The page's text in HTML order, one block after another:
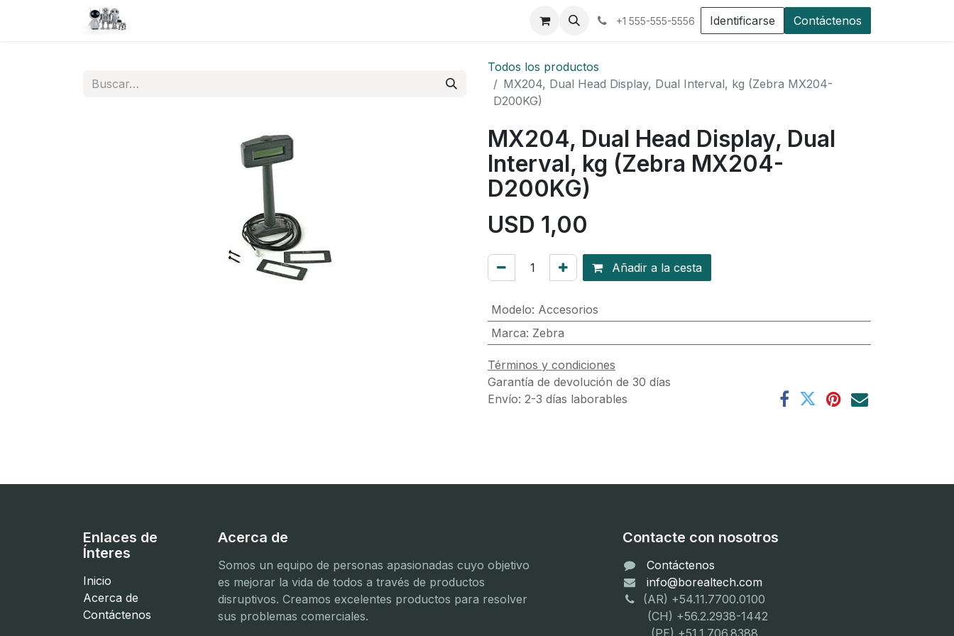
Planilla +1 555-555-5556 Identificarse Contáctenos
Todos los productos
MX204, Dual Head Display, Dual Interval, kg (Zebra MX204-
D200KG)
MX204, Dual Head Display, Dual
Interval, kg (Zebra MX204-
D200KG)
USD 1,00
Añadir a la cesta
Modelo: Accesorios
Marca: Zebra
Términos y condiciones
Garantía de devolución de 30 días
Envío: 2-3 días laborables
Enlaces de
Ínteres
Inicio
Acerca de
Contáctenos
Acerca de
Somos un equipo de personas apasionadas cuyo objetivo
es mejorar la vida de todos a través de productos
disruptivos. Creamos excelentes productos para resolver
sus problemas comerciales.
Contacte con nosotros
Contáctenos
info@borealtech.com
(AR) +54.11.7700.0100
(CH) +56.2.2938-1442
(PE) +51.1.706.8388